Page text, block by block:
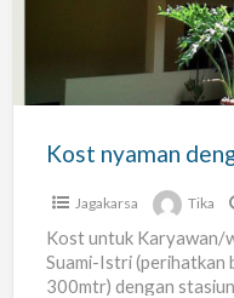
Jagakarsa Tika
Kost untuk Karyawan/
Suami-Istri (perihatkan
300mtr) dengan